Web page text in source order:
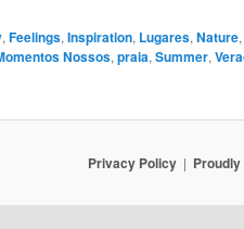
, Feelings, Inspiration, Lugares, Nature,
Nossos, praia, Summer,
Privacy Policy